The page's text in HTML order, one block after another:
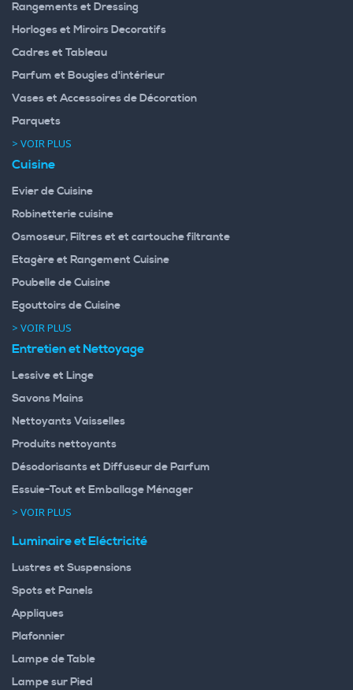
Rangements et Dressing
Horloges et Miroirs Decoratifs
Cadres et Tableau
Parfum et Bougies d'intérieur
Vases et Accessoires de Décoration
Parquets
> VOIR PLUS
Cuisine
Evier de Cuisine
Robinetterie cuisine
Osmoseur, Filtres et et cartouche filtrante
Etagère et Rangement Cuisine
Poubelle de Cuisine
Egouttoirs de Cuisine
> VOIR PLUS
Entretien et Nettoyage
Lessive et Linge
Savons Mains
Nettoyants Vaisselles
Produits nettoyants
Désodorisants et Diffuseur de Parfum
Essuie-Tout et Emballage Ménager
> VOIR PLUS
Luminaire et Eléctricité
Lustres et Suspensions
Spots et Panels
Appliques
Plafonnier
Lampe de Table
Lampe sur Pied